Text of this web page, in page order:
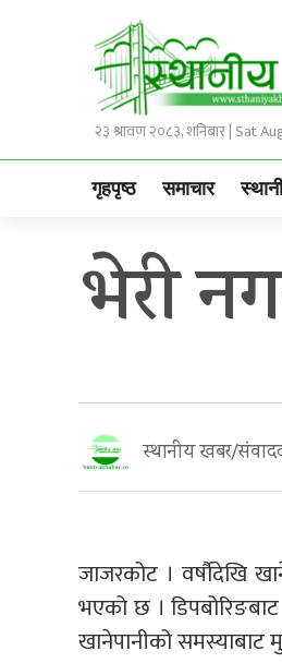
२३ श्रावण २०८३, शनिबार | Sat
गृहपृष्ठ समाचार
भेरी
स्थानीय खबर/
जाजरकोट । वर्षौदेखि
भएको छ ।
खानेपानीको समस्याबाट